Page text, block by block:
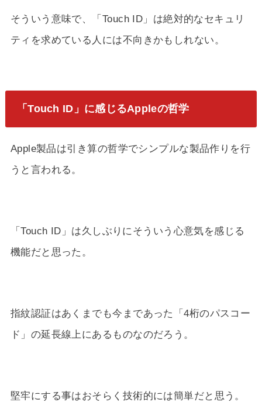
そういう意味で、「Touch ID」は絶対的なセキュリ
ティを求めている人には不向きかもしれない。
「Touch ID」に感じるAppleの哲学
Apple製品は引き算の哲学でシンプルな製品作りを行
うと言われる。
「Touch ID」は久しぶりにそういう心意気を感じる
機能だと思った。
指紋認証はあくまでも今まであった「4桁のパスコー
ド」の延長線上にあるものなのだろう。
堅牢にする事はおそらく技術的には簡単だと思う。